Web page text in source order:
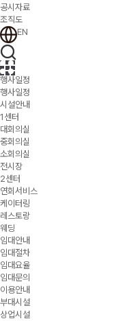
공시자료
조직도
EN
행사일정
행사일정
시설안내
1센터
대회의실
중회의실
소회의실
전시장
2센터
연회서비스
케이터링
레스토랑
웨딩
임대안내
임대절차
임대요율
임대문의
이용안내
부대시설
상업시설